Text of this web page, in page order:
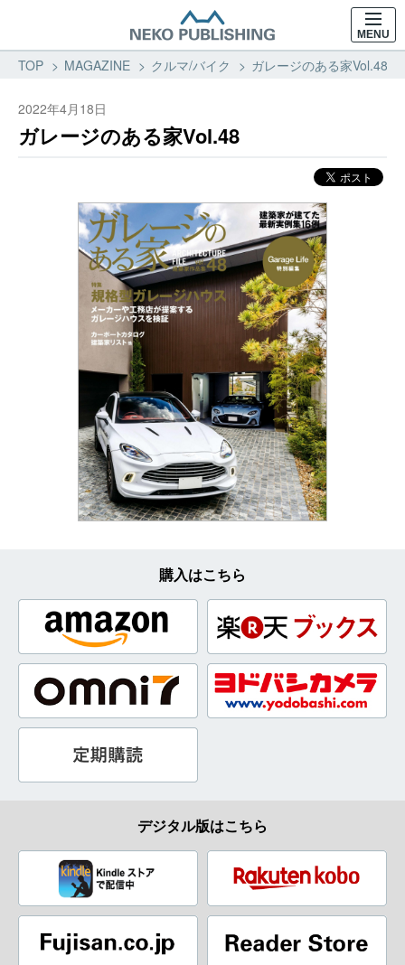
MENU
TOP MAGAZINE クルマ/バイク ガレージのある家Vol.48 |
2022年4月18日
ガレージのある家Vol.48
購入はこちら
デジタル版はこちら